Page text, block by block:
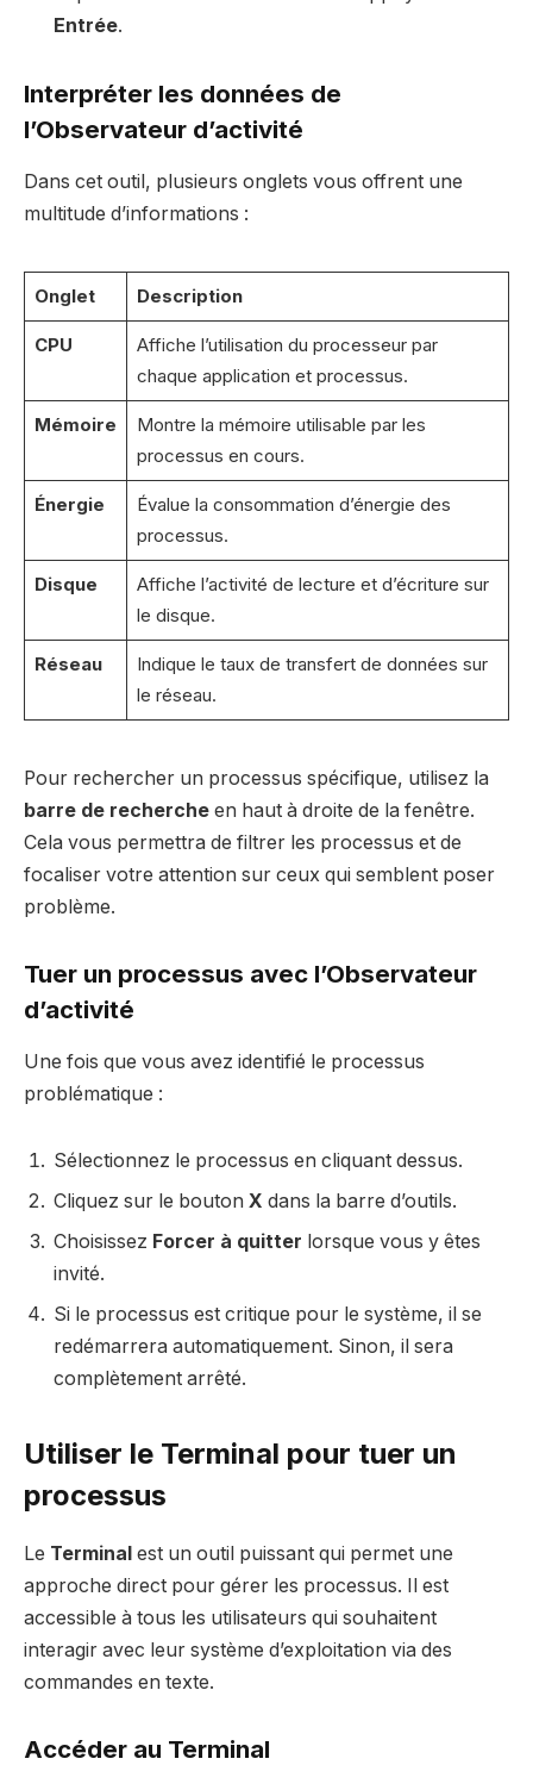
Entrée.
Interpréter les données de
l’Observateur d’activité
Dans cet outil, plusieurs onglets vous offrent une
multitude d’informations :
Onglet Description
CPU
Affiche l’utilisation du processeur par
chaque application et processus.
Mémoire
Montre la mémoire utilisable par les
processus en cours.
Énergie
Évalue la consommation d’énergie des
processus.
Disque
Affiche l’activité de lecture et d’écriture sur
le disque.
Réseau
Indique le taux de transfert de données sur
le réseau.
Pour rechercher un processus spécifique, utilisez la
barre de recherche en haut à droite de la fenêtre.
Cela vous permettra de filtrer les processus et de
focaliser votre attention sur ceux qui semblent poser
problème.
Tuer un processus avec l’Observateur
d’activité
Une fois que vous avez identifié le processus
problématique :
Sélectionnez le processus en cliquant dessus.
Cliquez sur le bouton X dans la barre d’outils.
Choisissez Forcer à quitter lorsque vous y êtes
invité.
Si le processus est critique pour le système, il se
redémarrera automatiquement. Sinon, il sera
complètement arrêté.
Utiliser le Terminal pour tuer un
processus
Le Terminal est un outil puissant qui permet une
approche direct pour gérer les processus. Il est
accessible à tous les utilisateurs qui souhaitent
interagir avec leur système d’exploitation via des
commandes en texte.
Accéder au Terminal